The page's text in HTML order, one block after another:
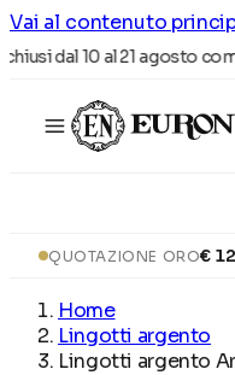
Vai al contenuto
dal 10 al 21 agosto
QUOTAZIONE ORO€
Home
Lingotti argento
Lingotti argento